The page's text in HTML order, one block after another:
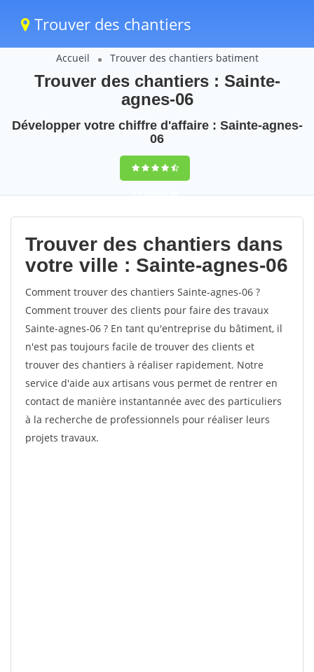
Trouver des chantiers
Accueil Trouver des chantiers batiment
Trouver des chantiers : Sainte-
agnes-06
Développer votre chiffre d'affaire : Sainte-agnes-
06
9,5(100%)48
votes
Trouver des chantiers dans
votre ville : Sainte-agnes-06
Comment trouver des chantiers Sainte-agnes-06 ?
Comment trouver des clients pour faire des travaux
Sainte-agnes-06 ? En tant qu'entreprise du bâtiment, il
n'est pas toujours facile de trouver des clients et
trouver des chantiers à réaliser rapidement. Notre
service d'aide aux artisans vous permet de rentrer en
contact de manière instantannée avec des particuliers
à la recherche de professionnels pour réaliser leurs
projets travaux.